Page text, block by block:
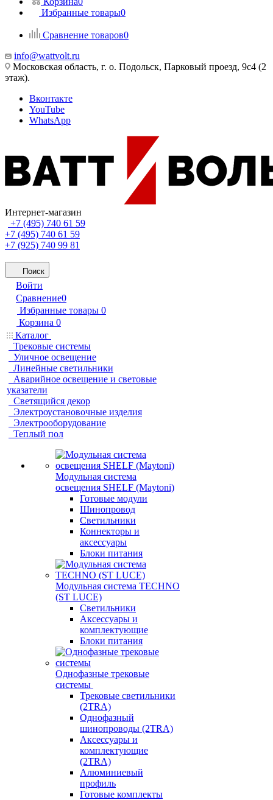
Избранные товары0
Сравнение товаров0
info@wattvolt.ru
Московская область, г. о. Подольск, Парковый проезд, 9с4 (2
этаж).
Вконтакте
YouTube
WhatsApp
Интернет-магазин
+7 (495) 740 61 59
+7 (495) 740 61 59
+7 (925) 740 99 81
Поиск
Войти
Сравнение0
Избранные товары 0
Корзина 0
Каталог
Трековые системы
Уличное освещение
Линейные светильники
Аварийное освещение и световые
указатели
Светящийся декор
Электроустановочные изделия
Электрооборудование
Теплый пол
Модульная система
освещения SHELF (Maytoni)
Готовые модули
Шинопровод
Светильники
Коннекторы и
аксессуары
Блоки питания
Модульная система TECHNO
(ST LUCE)
Светильники
Аксессуары и
комплектующие
Блоки питания
Однофазные трековые
системы
Трековые светильники
(2TRA)
Однофазный
шинопроводы (2TRA)
Аксессуары и
комплектующие
(2TRA)
Алюминиевый
профиль
Готовые комплекты